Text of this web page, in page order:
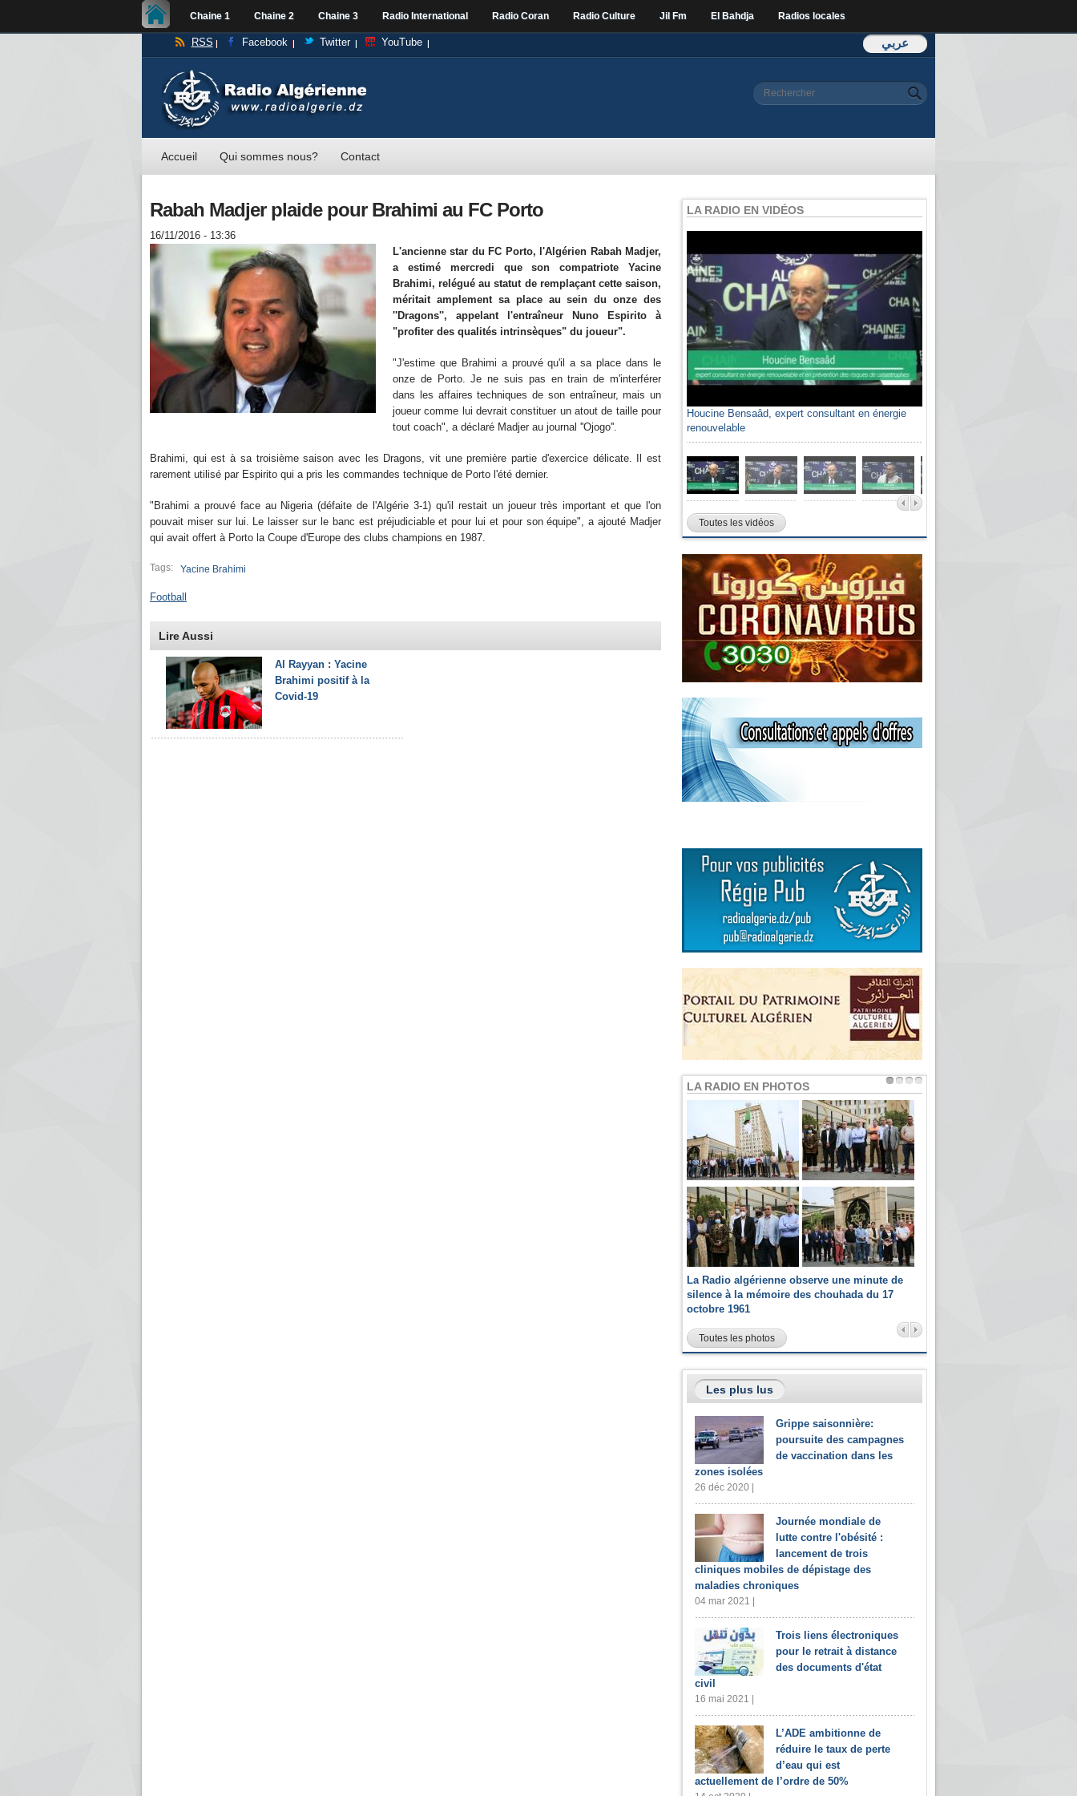
Chaine 1 Chaine 2 Chaine 3 Radio International Radio Coran Radio Culture Jil Fm El Bahdja Radios locales
عربي RSS Facebook Twitter YouTube
Formulaire de
Rechercher
Accueil Qui sommes nous? Contact
Rabah Madjer plaide pour Brahimi au FC Porto
16/11/2016 - 13:36
L'ancienne star du FC Porto, l'Algérien Rabah Madjer,
a estimé mercredi que son compatriote Yacine
Brahimi, relégué au statut de remplaçant cette saison,
méritait amplement sa place au sein du onze des
''Dragons'', appelant l'entraîneur Nuno Espirito à
"profiter des qualités intrinsèques" du joueur".
"J'estime que Brahimi a prouvé qu'il a sa place dans le
onze de Porto. Je ne suis pas en train de m'interférer
dans les affaires techniques de son entraîneur, mais un
joueur comme lui devrait constituer un atout de taille pour
tout coach", a déclaré Madjer au journal ''Ojogo''.
Brahimi, qui est à sa troisième saison avec les Dragons, vit une première partie d'exercice délicate. Il est
rarement utilisé par Espirito qui a pris les commandes technique de Porto l'été dernier.
"Brahimi a prouvé face au Nigeria (défaite de l'Algérie 3-1) qu'il restait un joueur très important et que l'on
pouvait miser sur lui. Le laisser sur le banc est préjudiciable et pour lui et pour son équipe", a ajouté Madjer
qui avait offert à Porto la Coupe d'Europe des clubs champions en 1987.
Tags: Yacine Brahimi
Football
Lire Aussi
Al Rayyan : Yacine
Brahimi positif à la
Covid-19
LA RADIO EN VIDÉOS
Houcine Bensaâd, expert consultant en énergie
renouvelable
Toutes les vidéos
LA RADIO EN PHOTOS
La Radio algérienne observe une minute de
silence à la mémoire des chouhada du 17
octobre 1961
Toutes les photos
Les plus lus
Grippe saisonnière:
poursuite des campagnes
de vaccination dans les
zones isolées
26 déc 2020 |
Journée mondiale de
lutte contre l'obésité :
lancement de trois
cliniques mobiles de dépistage des
maladies chroniques
04 mar 2021 |
Trois liens électroniques
pour le retrait à distance
des documents d'état
civil
16 mai 2021 |
L’ADE ambitionne de
réduire le taux de perte
d’eau qui est
actuellement de l’ordre de 50%